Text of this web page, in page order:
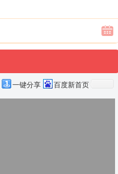
一键分享 百度新首页